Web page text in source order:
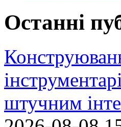
Останні
штучним